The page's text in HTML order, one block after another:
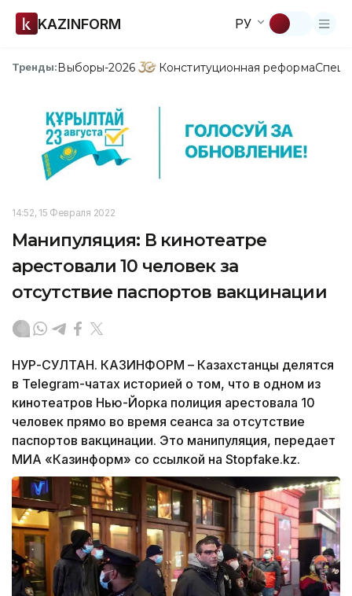
KAZINFORM РУ
Тренды:Выборы-2026 Конституционная реформа
14:52, 15 Февраля 2022
Манипуляция: В кинотеатре
арестовали 10 человек за
отсутствие паспортов вакцинации
НУР-СУЛТАН. КАЗИНФОРМ – Казахстанцы делятся
в Telegram-чатах историей о том, что в одном из
кинотеатров Нью-Йорка полиция арестовала 10
человек прямо во время сеанса за отсутствие
паспортов вакцинации. Это манипуляция, передает
МИА «Казинформ» со ссылкой на Stopfake.kz.